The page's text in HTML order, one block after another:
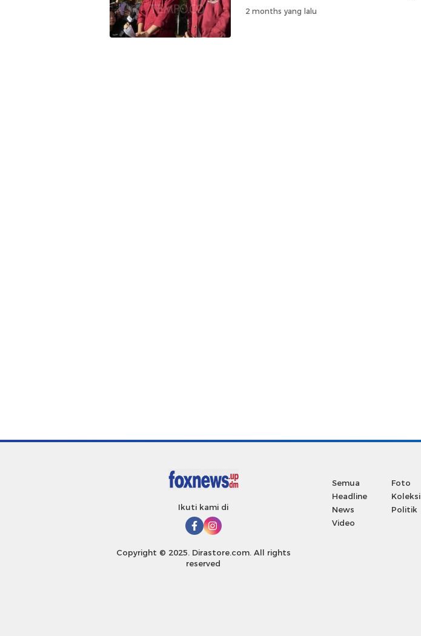
2 months yang lalu
Ikuti kami di
Copyright © 2025. Dirastore.com. All rights
reserved
Semua
Foto
Headline
Koleksi
News
Politik
Video